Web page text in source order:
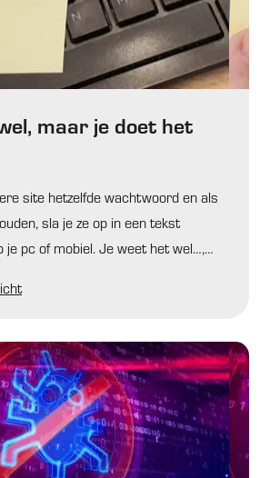
maar je doet het
site hetzelfde wachtwoord en als
sla je ze op in een tekst
je pc of mobiel. Je weet het wel…,